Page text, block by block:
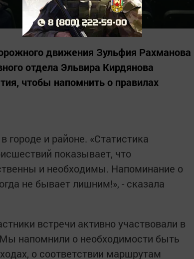
движения Зульфия Рахманова
отдела Эльвира Кирдянова
чтобы напомнить о правилах
городе и районе. «Статистика
показывает, что
и необходимы. Напоминание о
не бывает лишним!», - сказала
встречи активно участвовали в
напомнили о необходимости быть
о соответствии маршрутам